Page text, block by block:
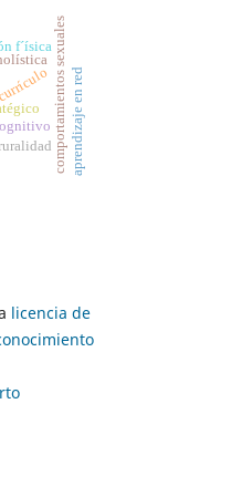
currículocomportamientos sexualesaprendizaje en red
f´ísica
licencia de